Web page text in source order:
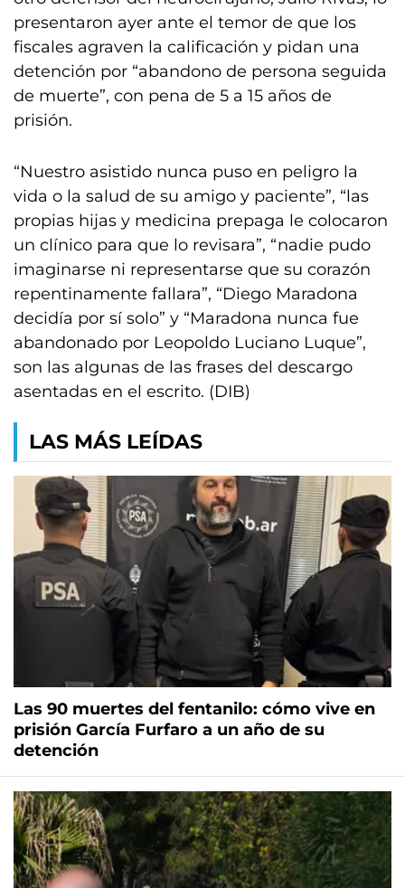
presentaron ayer ante el temor de que los
fiscales agraven la calificación y pidan una
detención por “abandono de persona seguida
de muerte”, con pena de 5 a 15 años de
prisión.
“Nuestro asistido nunca puso en peligro la
vida o la salud de su amigo y paciente”, “las
propias hijas y medicina prepaga le colocaron
un clínico para que lo revisara”, “nadie pudo
imaginarse ni representarse que su corazón
repentinamente fallara”, “Diego Maradona
decidía por sí solo” y “Maradona nunca fue
abandonado por Leopoldo Luciano Luque”,
son las algunas de las frases del descargo
asentadas en el escrito. (DIB)
LAS MÁS LEÍDAS
Las 90 muertes del fentanilo: cómo vive en
prisión García Furfaro a un año de su
detención